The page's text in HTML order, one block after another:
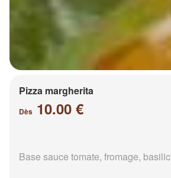
Pizza margherita
Dès 10.00 €
Base sauce tomate, fromage, basilic